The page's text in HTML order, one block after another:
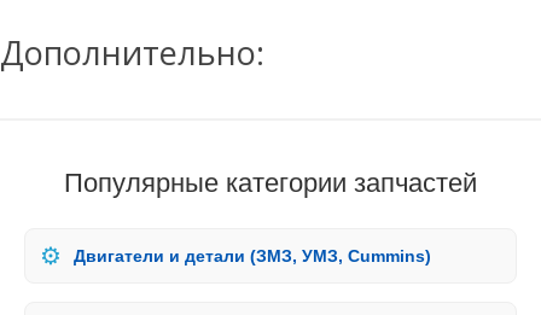
Дополнительно:
Популярные категории запчастей
⚙️ Двигатели и детали (ЗМЗ, УМЗ, Cummins)